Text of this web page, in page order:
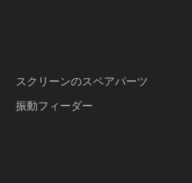
スクリーンのスペアパーツ
振動フィーダー